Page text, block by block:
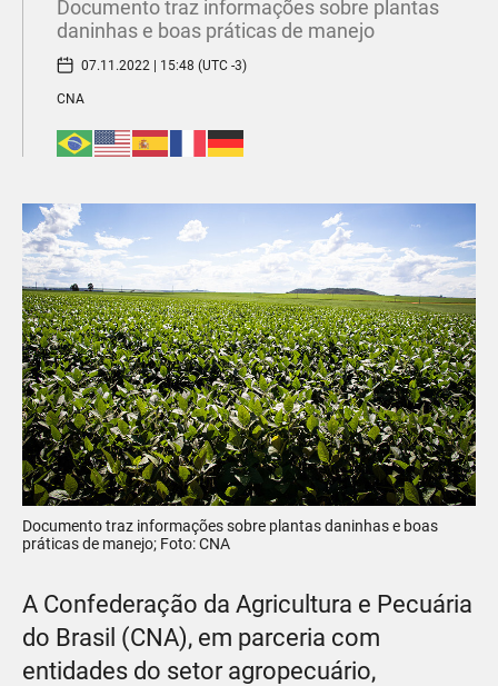
Documento traz informações sobre plantas
daninhas e boas práticas de manejo
07.11.2022 | 15:48 (UTC -3)
CNA
Documento traz informações sobre plantas daninhas e boas
práticas de manejo; Foto: CNA
A Confederação da Agricultura e Pecuária
do Brasil (CNA), em parceria com
entidades do setor agropecuário,